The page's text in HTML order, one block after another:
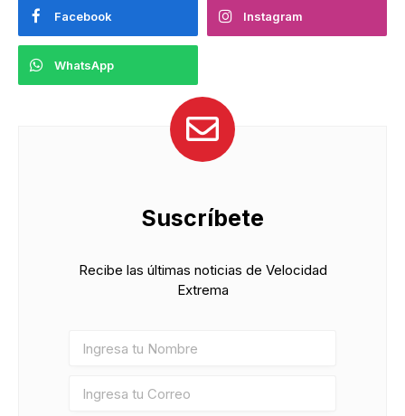
Facebook Instagram
WhatsApp
Suscríbete
Recibe las últimas noticias de Velocidad
Extrema